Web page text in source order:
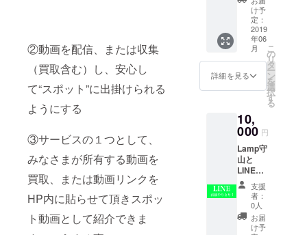
②動画を配信、または収集
（買取含む）し、安心し
て“スポット”に出掛けられる
ようにする
③サービスの１つとして、
みなさまが所有する動画を
買取、または動画リンクを
HP内に貼らせて頂きスポッ
ト動画として紹介できま
ロジェ
クト本
文中に
連絡先
を掲載
りま
す。
袖丈
19cm
【カ
ラー】
ブラッ
ク
Lamp守
山があ
なたの
行きた
い（撮
りた
い）ス
ポット
へ、ア
トメン
トをと
りま
す。 撮
影した
動画は
ホーム
ページ
にて掲
載可能
です。
け予
定：
2019
年06
月
詳細を見る
こ
の
リ
タ
ー
ン
を
選
択
す
る
10,
000 円
Lamp守
山と
LINEで
直接や
りとり
ができ
る権
利。 プ
支援
者：
0人
お届
け予